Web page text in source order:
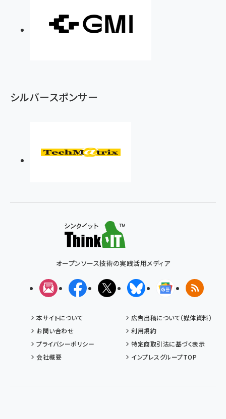
シルバースポンサー
オープンソース技術の実践活用メディア
メルマガFacebookX(エックス)BlueskyGoogleニュ
RSS
本サイトについて
広告出稿について（媒体資料）
お問い合わせ
利用規約
プライバシーポリシー
特定商取引法に基づく表示
会社概要
インプレスグループTOP